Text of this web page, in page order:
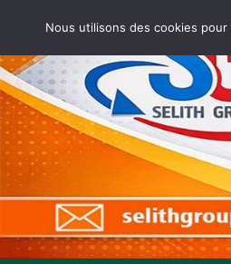
Nous utilisons des cookies